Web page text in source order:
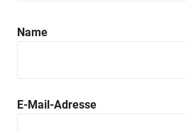
Name
E-Mail-Adresse